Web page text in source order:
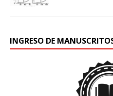
INGRESO DE